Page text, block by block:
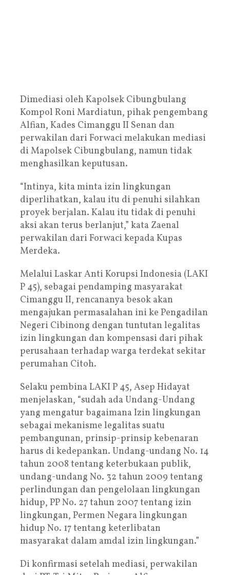
Dimediasi oleh Kapolsek Cibungbulang
Kompol Roni Mardiatun, pihak pengembang
Alfian, Kades Cimanggu II Senan dan
perwakilan dari Forwaci melakukan mediasi
di Mapolsek Cibungbulang, namun tidak
menghasilkan keputusan.
“Intinya, kita minta izin lingkungan
diperlihatkan, kalau itu di penuhi silahkan
proyek berjalan. Kalau itu tidak di penuhi
aksi akan terus berlanjut,” kata Zaenal
perwakilan dari Forwaci kepada Kupas
Merdeka.
Melalui Laskar Anti Korupsi Indonesia (LAKI
P 45), sebagai pendamping masyarakat
Cimanggu II, rencananya besok akan
mengajukan permasalahan ini ke Pengadilan
Negeri Cibinong dengan tuntutan legalitas
izin lingkungan dan kompensasi dari pihak
perusahaan terhadap warga terdekat sekitar
perumahan Citoh.
Selaku pembina LAKI P 45, Asep Hidayat
menjelaskan, “sudah ada Undang-Undang
yang mengatur bagaimana Izin lingkungan
sebagai mekanisme legalitas suatu
pembangunan, prinsip-prinsip kebenaran
harus di kedepankan. Undang-undang No. 14
tahun 2008 tentang keterbukaan publik,
undang-undang No. 32 tahun 2009 tentang
perlindungan dan pengelolaan lingkungan
hidup, PP No. 27 tahun 2007 tentang izin
lingkungan, Permen Negara lingkungan
hidup No. 17 tentang keterlibatan
masyarakat dalam amdal izin lingkungan.”
Di konfirmasi setelah mediasi, perwakilan